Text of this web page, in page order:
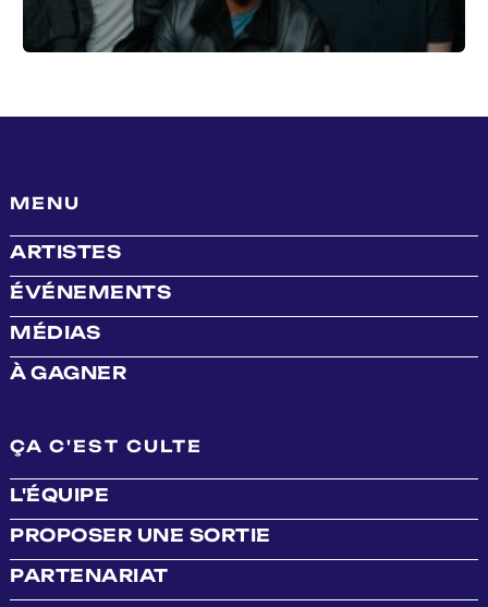
MENU
ARTISTES
ÉVÉNEMENTS
MÉDIAS
À GAGNER
ÇA C'EST CULTE
L'ÉQUIPE
PROPOSER UNE SORTIE
PARTENARIAT